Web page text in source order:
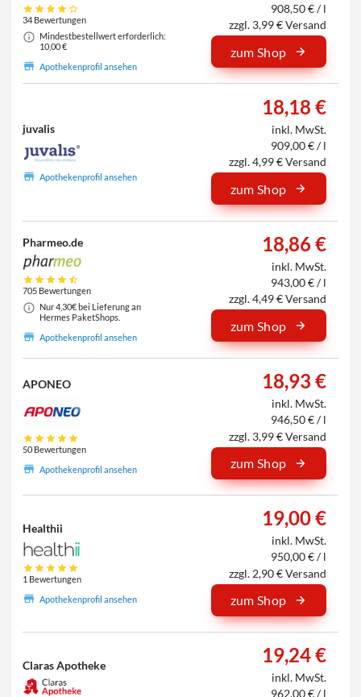
34 Bewertungen
Mindestbestellwert erforderlich:
10,00 €
Apothekenprofil ansehen
908,50 € / l
zzgl. 3,99 € Versand
zum Shop
juvalis
Apothekenprofil ansehen
18,18 €
inkl. MwSt.
909,00 € / l
zzgl. 4,99 € Versand
zum Shop
Pharmeo.de
705 Bewertungen
Nur 4,30€ bei Lieferung an
Hermes PaketShops.
Apothekenprofil ansehen
18,86 €
inkl. MwSt.
943,00 € / l
zzgl. 4,49 € Versand
zum Shop
APONEO
50 Bewertungen
Apothekenprofil ansehen
18,93 €
inkl. MwSt.
946,50 € / l
zzgl. 3,99 € Versand
zum Shop
Healthii
1 Bewertungen
Apothekenprofil ansehen
19,00 €
inkl. MwSt.
950,00 € / l
zzgl. 2,90 € Versand
zum Shop
Claras Apotheke 19,24 €
inkl. MwSt.
962,00 € / l